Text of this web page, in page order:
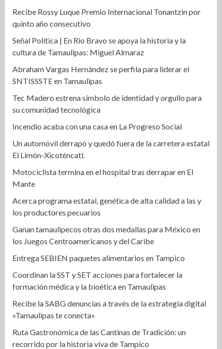
Recibe Rossy Luque Premio Internacional Tonantzin por
quinto año consecutivo
Señal Política | En Rio Bravo se apoya la historia y la
cultura de Tamaulipas: Miguel Almaraz
Abraham Vargas Hernández se perfila para liderar el
SNTISSSTE en Tamaulipas
Tec Madero estrena símbolo de identidad y orgullo para
su comunidad tecnológica
Incendio acaba con una casa en La Progreso Social
Un automóvil derrapó y quedó fuera de la carretera estatal
El Limón-Xicoténcatl.
Motociclista termina en el hospital tras derrapar en El
Mante
Acerca programa estatal, genética de alta calidad a las y
los productores pecuarios
Ganan tamaulipecos otras dos medallas para México en
los Juegos Centroamericanos y del Caribe
Entrega SEBIEN paquetes alimentarios en Tampico
Coordinan la SST y SET acciones para fortalecer la
formación médica y la bioética en Tamaulipas
Recibe la SABG denuncias a través de la estrategia digital
«Tamaulipas te conecta»
Ruta Gastronómica de las Cantinas de Tradición: un
recorrido por la historia viva de Tampico